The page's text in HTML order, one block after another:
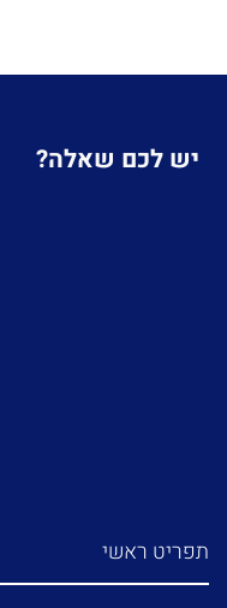
יש לכם שאלה?
תפריט ראשי